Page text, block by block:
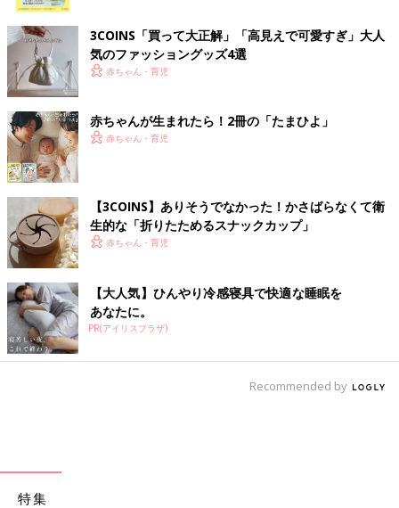
こちらはsis_y1010さんが3COINSで購入した「バケットショルダ
ーバッグ」。マチが大きくて使いやすく、ちょっとしたお出かけ
にちょうどいいサイズ感なんだとか。「こんな可愛いのに税込
っぽいものもあったとのこと。
イロチで欲しい！ツバのデザインが最高すぎるキャ
ップ
3COINS「買って大正解」「高見えで可愛すぎ」大人
気のファッショングッズ4選
赤ちゃん・育児
赤ちゃんが生まれたら！2冊の「たまひよ」
赤ちゃん・育児
【3COINS】ありそうでなかった！かさばらなくて衛
生的な「折りたためるスナックカップ」
赤ちゃん・育児
【大人気】ひんやり冷感寝具で快適な睡眠を
あなたに。
PR(アイリスプラザ)
Recommended by
特集